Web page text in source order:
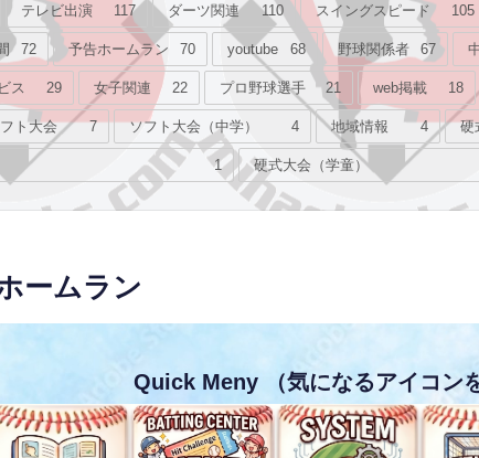
テレビ出演 117 ダーツ関連 110 スイングスピード 105
72 予告ホームラン 70 youtube 68 野球関係者 67
ス 29 女子関連 22 プロ野球選手 21 web掲載 18
ト大会 7 ソフト大会（中学） 4 地域情報 4 硬
1 硬式大会（学童）
ームラン
Quick Meny （気になるアイコン